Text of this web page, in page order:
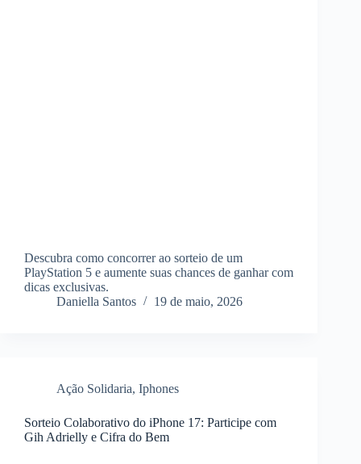
Descubra como concorrer ao sorteio de um
PlayStation 5 e aumente suas chances de ganhar com
dicas exclusivas.
Daniella Santos
19 de maio, 2026
Ação Solidaria, Iphones
Sorteio Colaborativo do iPhone 17: Participe com
Gih Adrielly e Cifra do Bem